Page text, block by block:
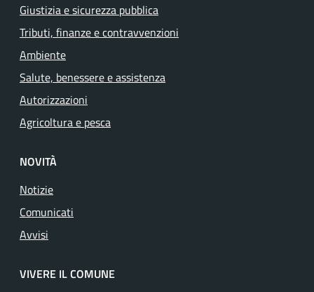
Giustizia e sicurezza pubblica
Tributi, finanze e contravvenzioni
Ambiente
Salute, benessere e assistenza
Autorizzazioni
Agricoltura e pesca
NOVITÀ
Notizie
Comunicati
Avvisi
VIVERE IL COMUNE